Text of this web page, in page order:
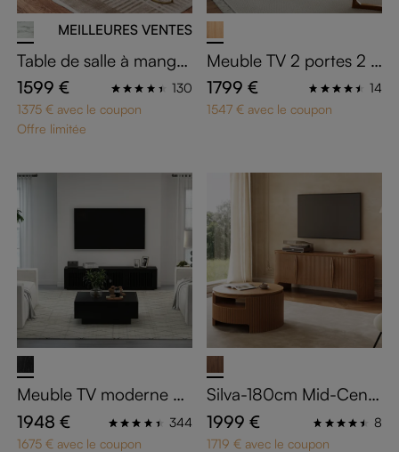
MEILLEURES VENTES
Table de salle à manger
blanche 140 cm
1599 €
130
1375 € avec le coupon
Offre limitée
Meuble TV 2 portes 2 ti
roirs en bois massif 22
0 cm
1799 €
14
1547 € avec le coupon
Meuble TV moderne en
bois de 180 cm avec ta
ble basse
1948 €
344
1675 € avec le coupon
Silva-180cm Mid-Cent
ury moderne cannelé
Meuble TV étagères ré
1999 €
8
1719 € avec le coupon